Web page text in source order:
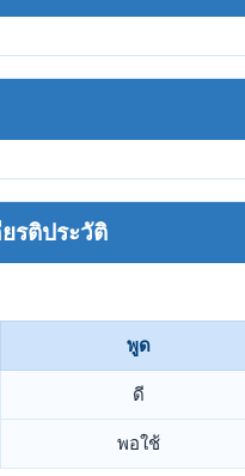
รติประวัติ
พูด
ดี
พอใช้